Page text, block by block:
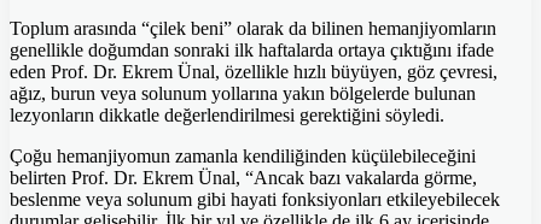
Toplum arasında “çilek beni” olarak da bilinen hemanjiyomların
genellikle doğumdan sonraki ilk haftalarda ortaya çıktığını ifade
eden Prof. Dr. Ekrem Ünal, özellikle hızlı büyüyen, göz çevresi,
ağız, burun veya solunum yollarına yakın bölgelerde bulunan
lezyonların dikkatle değerlendirilmesi gerektiğini söyledi.
Çoğu hemanjiyomun zamanla kendiliğinden küçülebileceğini
belirten Prof. Dr. Ekrem Ünal, “Ancak bazı vakalarda görme,
beslenme veya solunum gibi hayati fonksiyonları etkileyebilecek